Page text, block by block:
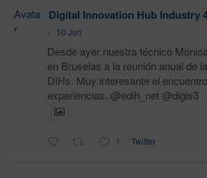
Avata
r
Digital Innovation Hub Industry
·
10 Jun
Desde ayer nuestra técnico
en Bruselas a la reunión anual de
DIHs. Muy interesante el
experiencias. @edih_net @digis3
1 Twitter